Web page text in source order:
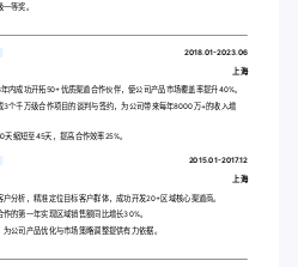
等奖。
2018.01-2023.06
上海
内成功开拓50+优质渠道合作伙伴，使公司产品市场覆盖率提升40%。
个千万级合作项目的谈判与签约，为公司带来每年8000万+的收入增
缩短至45天，提高合作效率25%。
2015.01-2017.12
上海
分析，精准定位目标客户群体，成功开发20+区域核心渠道商。
的第一年实现区域销售额同比增长30%。
公司产品优化与市场策略调整提供有力依据。